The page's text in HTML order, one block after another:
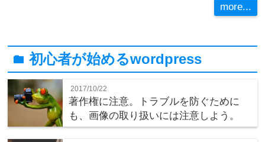
more...
folder初心者が始めるwordpress
2017/10/22
著作権に注意。トラブルを防ぐために
も、画像の取り扱いには注意しよう。